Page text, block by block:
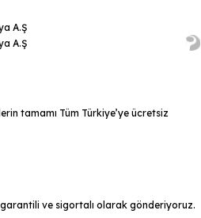
A.Ş
A.Ş
tamamı Tüm Türkiye’ye ücretsiz
ve sigortalı olarak gönderiyoruz.